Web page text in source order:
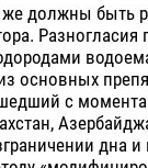
же должны быть
Разногласия
основных
с
дна